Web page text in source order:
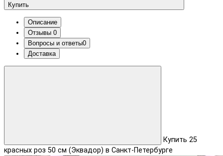
Купить
Описание
Отзывы 0
Вопросы и ответы0
Доставка
Купить 25
красных роз 50 см (Эквадор) в Санкт-Петербурге